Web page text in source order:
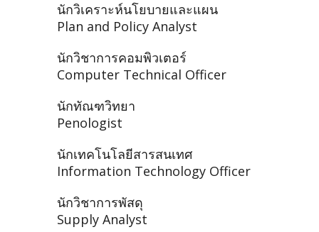
นักวิเคราะห์นโยบายและแผน
Plan and Policy Analyst
นักวิชาการคอมพิวเตอร์
Computer Technical Officer
นักทัณฑวิทยา
Penologist
นักเทคโนโลยีสารสนเทศ
Information Technology Officer
นักวิชาการพัสดุ
Supply Analyst